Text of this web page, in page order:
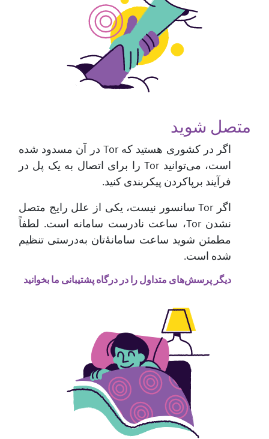
متصل شوید
اگر در کشوری هستید که Tor در آن مسدود شده
است، می‌توانید Tor را برای اتصال به یک پل در
فرآیند برپاکردن پیکربندی کنید.
اگر Tor سانسور نیست، یکی از علل رایج متصل
نشدن Tor، ساعت نادرست سامانه است. لطفاً
مطمئن شوید ساعت سامانهٔ‌تان به‌درستی تنظیم
شده است.
دیگر پرسش‌های متداول را در درگاه پشتیبانی ما بخوانید